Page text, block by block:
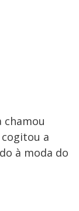
chamou
a
à moda do